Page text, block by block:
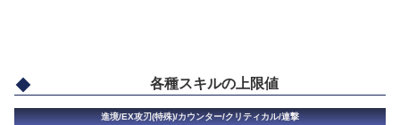
各種スキルの上限値
進境/EX攻刃(特殊)/カウンター/クリティカル/連撃